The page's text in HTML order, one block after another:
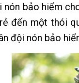
nón bảo hiểm
đến một thói
đội nón bảo